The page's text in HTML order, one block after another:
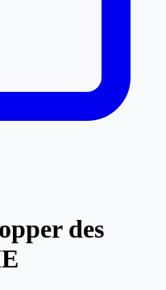
des